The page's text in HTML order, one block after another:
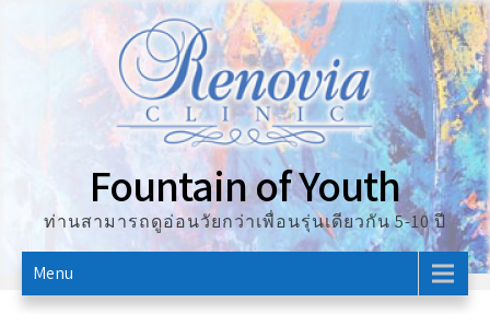
Fountain of Youth
ท่านสามารถดูอ่อนวัยกว่าเพื่อนรุ่นเดียวกัน 5-10 ปี
Menu